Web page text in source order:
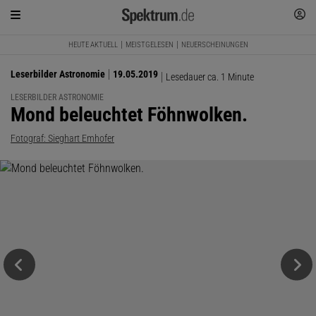
HEUTE AKTUELL MEISTGELESEN NEUERSCHEINUNGEN
Leserbilder Astronomie 19.05.2019 Lesedauer ca. 1 Minute
LESERBILDER ASTRONOMIE
:
Mond beleuchtet Föhnwolken.
Fotograf: Sieghart Emhofer